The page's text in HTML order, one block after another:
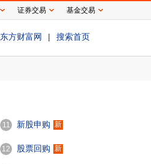
东方财富网 | 搜索首页
11 新股申购 新
12 股票回购 新
证券交易 基金交易